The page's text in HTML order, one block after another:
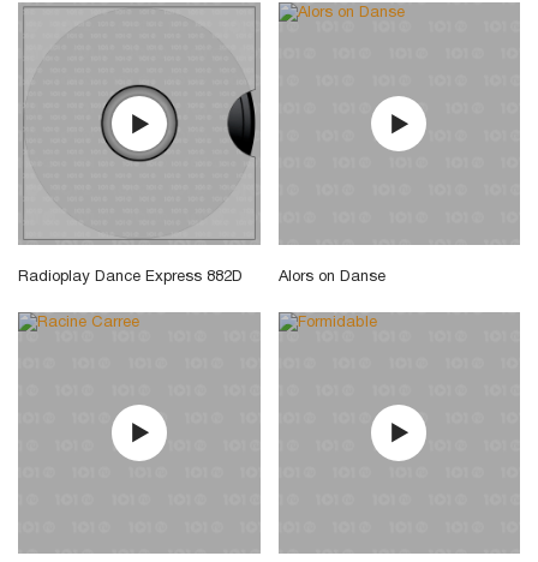
Radioplay Dance Express 882D Alors on Danse